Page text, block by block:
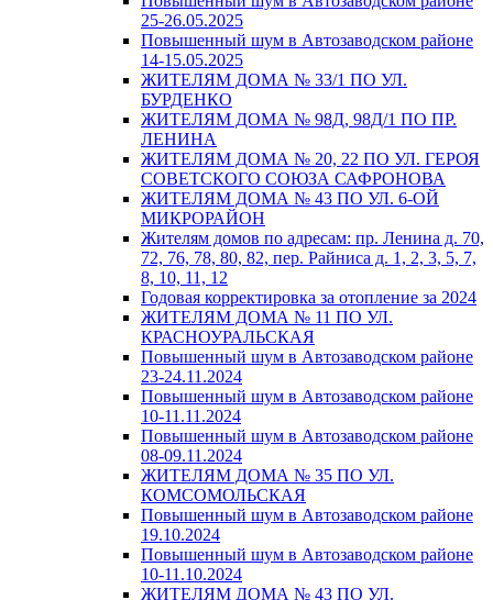
25-26.05.2025
Повышенный шум в Автозаводском районе
14-15.05.2025
ЖИТЕЛЯМ ДОМА № 33/1 ПО УЛ.
БУРДЕНКО
ЖИТЕЛЯМ ДОМА № 98Д, 98Д/1 ПО ПР.
ЛЕНИНА
ЖИТЕЛЯМ ДОМА № 20, 22 ПО УЛ. ГЕРОЯ
СОВЕТСКОГО СОЮЗА САФРОНОВА
ЖИТЕЛЯМ ДОМА № 43 ПО УЛ. 6-ОЙ
МИКРОРАЙОН
Жителям домов по адресам: пр. Ленина д. 70,
72, 76, 78, 80, 82, пер. Райниса д. 1, 2, 3, 5, 7,
8, 10, 11, 12
Годовая корректировка за отопление за 2024
ЖИТЕЛЯМ ДОМА № 11 ПО УЛ.
КРАСНОУРАЛЬСКАЯ
Повышенный шум в Автозаводском районе
23-24.11.2024
Повышенный шум в Автозаводском районе
10-11.11.2024
Повышенный шум в Автозаводском районе
08-09.11.2024
ЖИТЕЛЯМ ДОМА № 35 ПО УЛ.
КОМСОМОЛЬСКАЯ
Повышенный шум в Автозаводском районе
19.10.2024
Повышенный шум в Автозаводском районе
10-11.10.2024
ЖИТЕЛЯМ ДОМА № 43 ПО УЛ.